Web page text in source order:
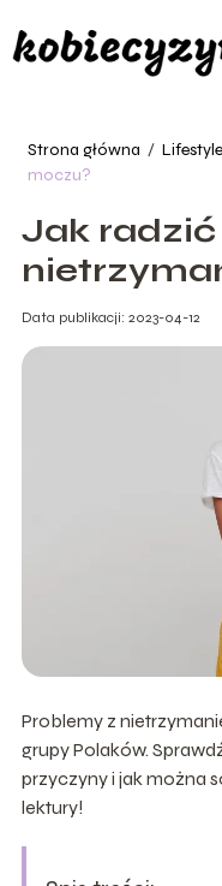
Strona główna / Lifestyle
moczu?
Jak radzić
Data publikacji: 2023-04-12
Problemy z
grupy Polaków.
przyczyny i jak można
lektury!